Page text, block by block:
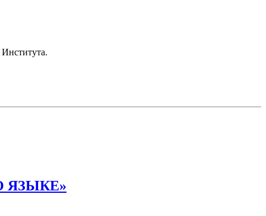
ЯЗЫКЕ»